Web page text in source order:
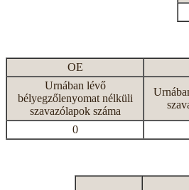
OE
Urnában lévő
bélyegzőlenyomat nélküli
szavazólapok száma
0